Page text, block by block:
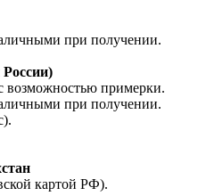
при получении.
примерки.
при получении.
картой РФ).